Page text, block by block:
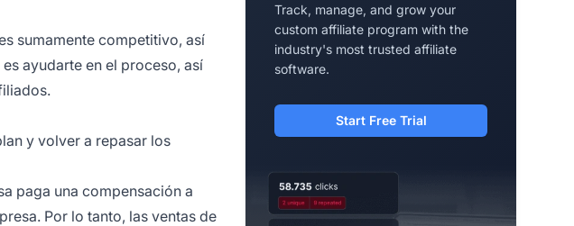
sumamente competitivo, así
ayudarte en el proceso, así
y volver a repasar los
paga una compensación a
Por lo tanto, las ventas de
Track, manage, and grow your
custom affiliate program with the
industry's most trusted affiliate
software.
Start Free Trial